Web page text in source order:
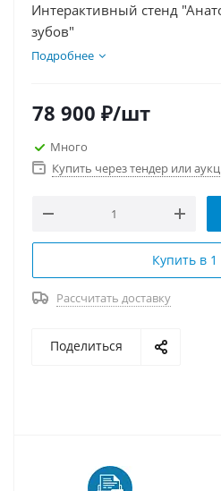
Интерактивный стенд
зубов"
Подробнее
78 900 ₽/шт
Много
Купить через тендер или
Купить в 1
Рассчитать доставку
Поделиться